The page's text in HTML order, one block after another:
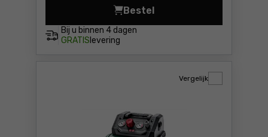
Bij u binnen 4 dagen
GRATIS levering
Bestel
Zuigercompressor
Vergelijk